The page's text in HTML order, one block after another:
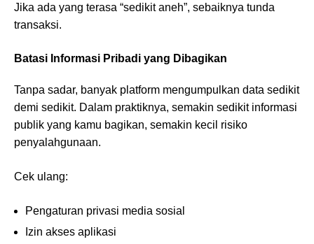
Jika ada yang terasa “sedikit aneh”, sebaiknya tunda
transaksi.
Batasi Informasi Pribadi yang Dibagikan
Tanpa sadar, banyak platform mengumpulkan data sedikit
demi sedikit. Dalam praktiknya, semakin sedikit informasi
publik yang kamu bagikan, semakin kecil risiko
penyalahgunaan.
Cek ulang:
Pengaturan privasi media sosial
Izin akses aplikasi